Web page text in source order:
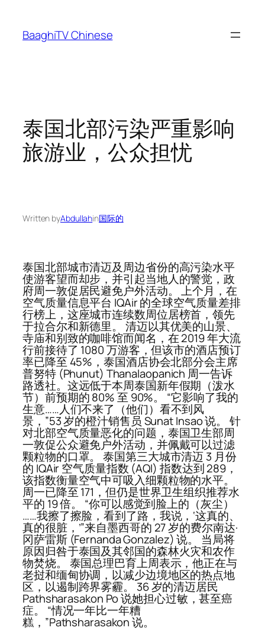
content
BaaghiTV Chinese
泰国北部污染严重影响
旅游业，公众担忧
Written byAbdullahin国际的
泰国北部城市清迈及周边省份的高污染水平
使游客望而却步，并引起当地人的警觉，政
府周一敦促居民避免户外活动。 上个月，在
空气质量信息平台 IQAir 的全球空气质量差排
行榜上，这座城市连续数周位居榜首，领先
于拉合尔和新德里。 清迈以其优美的山景、
寺庙和别致的咖啡馆而闻名，在 2019 年大流
行前接待了 1080 万游客，但该市的酒店预订
率已降至 45%，泰国酒店协会北部分会主席
普努特 (Phunut) Thanalaopanich 周一告诉
路透社。这远低于本周泰国新年假期（泼水
节）前预期的 80% 至 90%。 “它影响了我的
生意……人们不来了（他们）看不到风
景，”53 岁的橙汁销售员 Sunat Insao 说。 针
对北部空气质量恶化的问题，泰国卫生部周
一敦促公众避免户外活动，并佩戴可以过滤
颗粒物的口罩。 泰国第三大城市清迈 3 月份
的 IQAir 空气质量指数 (AQI) 指数达到 289，
该指数衡量空气中可吸入细颗粒物的水平。
周一已降至 171，但仍是世界卫生组织推荐水
平的 19 倍。 “你可以感觉到脸上的（灰尘）
……我擦了擦脸，看到了路，我说，‘这真的、
真的很脏，’”来自墨西哥的 27 岁的费尔南达·
冈萨雷斯 (Fernanda Gonzalez) 说。 当局将
原因归咎于泰国及其邻国的森林火灾和农作
物焚烧。 泰国总理巴育上周表示，他正在与
老挝和缅甸协调，以减少边境地区的热点地
区，以遏制跨界雾霾。 36 岁的清迈居民
Pathsharasakon Po 说她担心过敏，甚至癌
症。 “情况一年比一年糟
糕，”Pathsharasakon 说。